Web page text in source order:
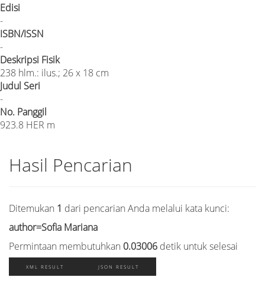
Edisi
-
ISBN/ISSN
-
Deskripsi Fisik
238 hlm.: ilus.; 26 x 18 cm
Judul Seri
-
No. Panggil
923.8 HER m
Hasil Pencarian
Ditemukan 1 dari pencarian Anda melalui kata kunci:
author=Sofia Mariana
Permintaan membutuhkan 0.03006 detik untuk selesai
XML RESULT JSON RESULT